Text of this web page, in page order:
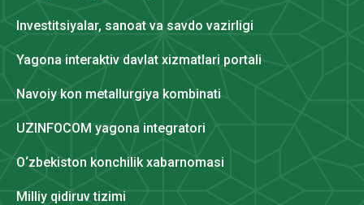
Investitsiyalar, sanoat va savdo vazirligi
Yagona interaktiv davlat xizmatlari portali
Navoiy kon metallurgiya kombinati
UZINFOCOM yagona integratori
O‘zbekiston konchilik xabarnomasi
Milliy qidiruv tizimi